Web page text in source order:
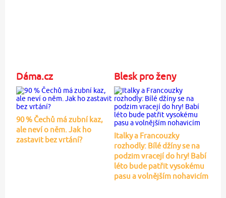
Dáma.cz
90 % Čechů má zubní kaz,
ale neví o něm. Jak ho
zastavit bez vrtání?
Blesk pro ženy
Italky a Francouzky
rozhodly: Bílé džíny se na
podzim vracejí do hry! Babí
léto bude patřit vysokému
pasu a volnějším nohavicím